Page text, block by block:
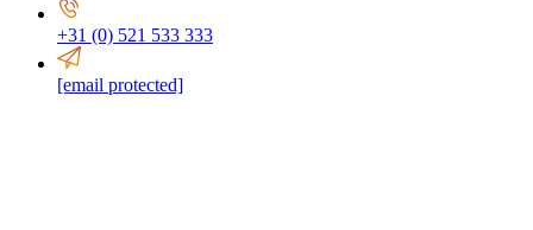
+31 (0) 521 533 333
[email protected]